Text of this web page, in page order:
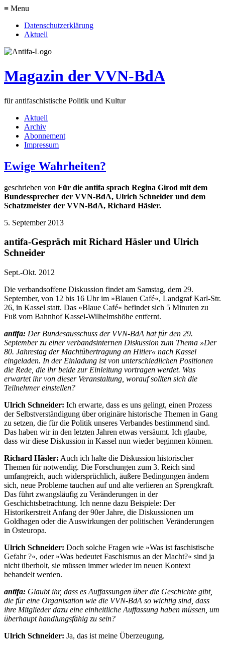
≡ Menu
Datenschutzerklärung
Aktuell
Magazin der VVN-BdA
für antifaschistische Politik und Kultur
Aktuell
Archiv
Abonnement
Impressum
Ewige Wahrheiten?
geschrieben von Für die antifa sprach Regina Girod mit dem
Bundessprecher der VVN-BdA, Ulrich Schneider und dem
Schatzmeister der VVN-BdA, Richard Häsler.
5. September 2013
antifa-Gespräch mit Richard Häsler und Ulrich
Schneider
Sept.-Okt. 2012
Die verbandsoffene Diskussion findet am Samstag, dem 29.
September, von 12 bis 16 Uhr im »Blauen Café«, Landgraf Karl-Str.
26, in Kassel statt. Das »Blaue Café« befindet sich 5 Minuten zu
Fuß vom Bahnhof Kassel-Wilhelmshöhe entfernt.
antifa: Der Bundesausschuss der VVN-BdA hat für den 29.
September zu einer verbandsinternen Diskussion zum Thema »Der
80. Jahrestag der Machtübertragung an Hitler« nach Kassel
eingeladen. In der Einladung ist von unterschiedlichen Positionen
die Rede, die ihr beide zur Einleitung vortragen werdet. Was
erwartet ihr von dieser Veranstaltung, worauf sollten sich die
Teilnehmer einstellen?
Ulrich Schneider: Ich erwarte, dass es uns gelingt, einen Prozess
der Selbstverständigung über originäre historische Themen in Gang
zu setzen, die für die Politik unseres Verbandes bestimmend sind.
Das haben wir in den letzten Jahren etwas versäumt. Ich glaube,
dass wir diese Diskussion in Kassel nun wieder beginnen können.
Richard Häsler: Auch ich halte die Diskussion historischer
Themen für notwendig. Die Forschungen zum 3. Reich sind
umfangreich, auch widersprüchlich, äußere Bedingungen ändern
sich, neue Probleme tauchen auf und alte verlieren an Sprengkraft.
Das führt zwangsläufig zu Veränderungen in der
Geschichtsbetrachtung. Ich nenne dazu Beispiele: Der
Historikerstreit Anfang der 90er Jahre, die Diskussionen um
Goldhagen oder die Auswirkungen der politischen Veränderungen
in Osteuropa.
Ulrich Schneider: Doch solche Fragen wie »Was ist faschistische
Gefahr ?«, oder »Was bedeutet Faschismus an der Macht?« sind ja
nicht überholt, sie müssen immer wieder im neuen Kontext
behandelt werden.
antifa: Glaubt ihr, dass es Auffassungen über die Geschichte gibt,
die für eine Organisation wie die VVN-BdA so wichtig sind, dass
ihre Mitglieder dazu eine einheitliche Auffassung haben müssen, um
überhaupt handlungsfähig zu sein?
Ulrich Schneider: Ja, das ist meine Überzeugung.